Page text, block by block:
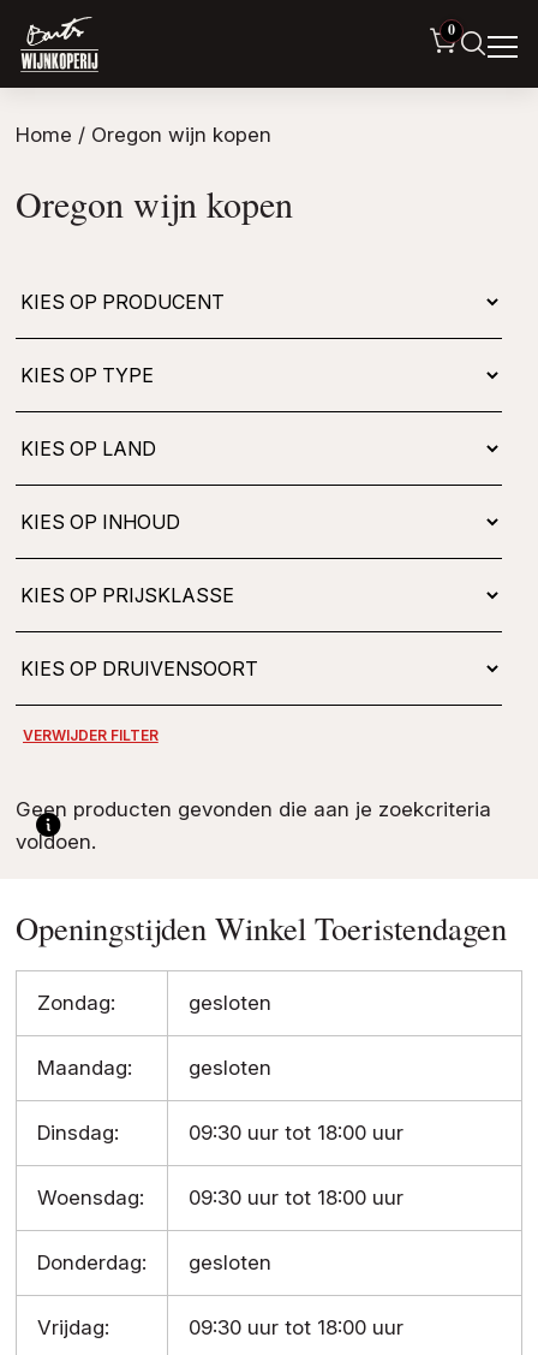
0
Home / Oregon wijn kopen
Oregon wijn kopen
Kies
Geen producten gevonden die aan je zoekcriteria
voldoen.
Openingstijden Winkel Toeristendagen
Zondag: gesloten
Maandag: gesloten
Dinsdag: 09:30 uur tot 18:00 uur
Woensdag: 09:30 uur tot 18:00 uur
Donderdag: gesloten
Vrijdag: 09:30 uur tot 18:00 uur